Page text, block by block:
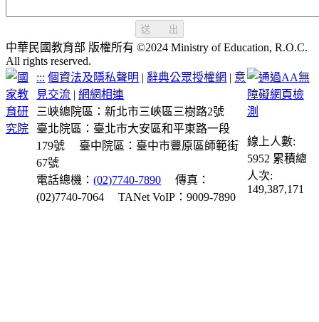
送 出
中華民國教育部 版權所有 ©2024 Ministry of Education, R.O.C.
All rights reserved.
::: 個資法及隱私聲明 | 辭典公眾授權網 | 意
見交流 |網網相連
三峽總院區：新北市三峽區三樹路2號
臺北院區：臺北市大安區和平東路一段
179號
臺中院區：臺中市豐原區師範街
67號
電話總機：(02)7740-7890
傳真：
(02)7740-7064
TANet VoIP：9009-7890
線上人數:
5952 累積總
人次:
149,387,171